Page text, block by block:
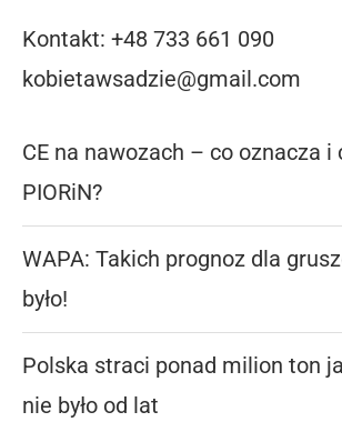
Kontakt: +48 733 661 090
kobietawsadzie@gmail.com
CE na nawozach – co oznacza i
PIORiN?
WAPA: Takich prognoz dla
było!
Polska straci ponad milion ton
nie było od lat